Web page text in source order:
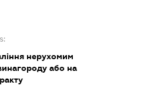
нерухомим
або на